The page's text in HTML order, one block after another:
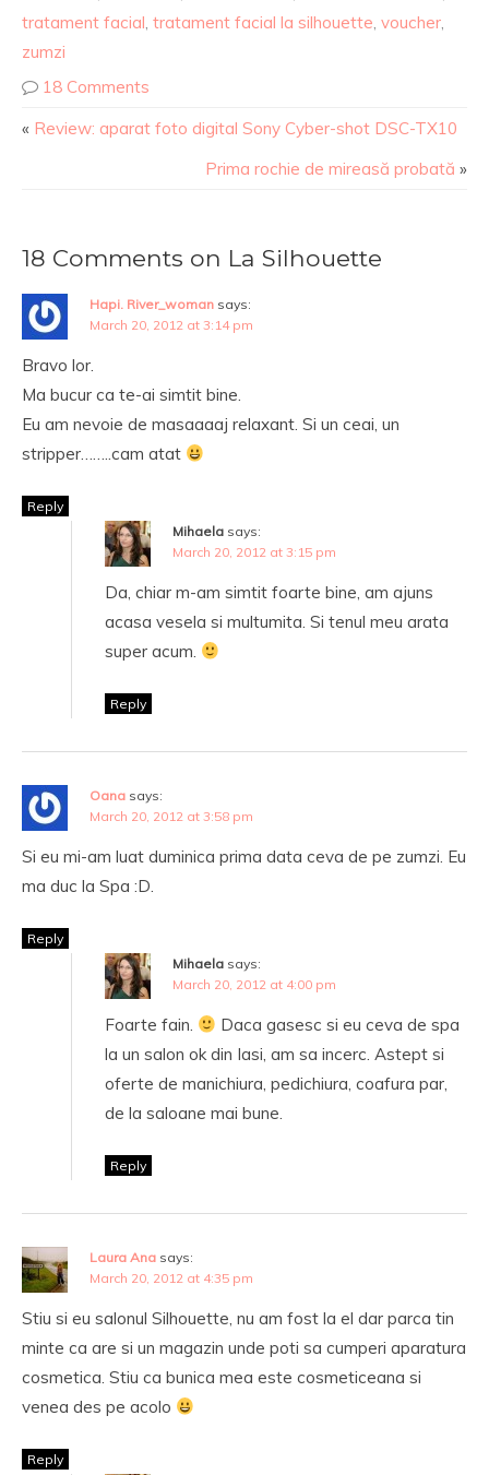
tratament facial, tratament facial la silhouette, voucher,
zumzi
18 Comments
« Review: aparat foto digital Sony Cyber-shot DSC-TX10
Prima rochie de mireasă probată »
18 Comments on La Silhouette
Hapi. River_woman says:
March 20, 2012 at 3:14 pm
Bravo lor.
Ma bucur ca te-ai simtit bine.
Eu am nevoie de masaaaaj relaxant. Si un ceai, un
stripper……..cam atat
Reply
Mihaela says:
March 20, 2012 at 3:15 pm
Da, chiar m-am simtit foarte bine, am ajuns
acasa vesela si multumita. Si tenul meu arata
super acum.
Reply
Oana says:
March 20, 2012 at 3:58 pm
Si eu mi-am luat duminica prima data ceva de pe zumzi. Eu
ma duc la Spa :D.
Reply
Mihaela says:
March 20, 2012 at 4:00 pm
Foarte fain.
Daca gasesc si eu ceva de spa
la un salon ok din Iasi, am sa incerc. Astept si
oferte de manichiura, pedichiura, coafura par,
de la saloane mai bune.
Reply
Laura Ana says:
March 20, 2012 at 4:35 pm
Stiu si eu salonul Silhouette, nu am fost la el dar parca tin
minte ca are si un magazin unde poti sa cumperi aparatura
cosmetica. Stiu ca bunica mea este cosmeticeana si
venea des pe acolo
Reply